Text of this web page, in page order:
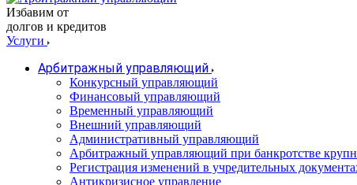
Избавим от
долгов и кредитов
Услуги
Арбитражный управляющий
Конкурсный управляющий
Финансовый управляющий
Временный управляющий
Внешний управляющий
Административный управляющий
Арбитражный управляющий при банкротстве
Регистрация изменений в учредительных
Антикризисное управление